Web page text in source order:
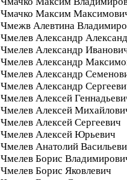
Чмачко Максим
Чмежв Алевтина
Чмелев Александр
Чмелев Александр
Чмелев Александр
Чмелев Александр
Чмелев Александр
Чмелев Алексей
Чмелев Алексей
Чмелев Алексей Сергеевич
Чмелев Алексей Юрьевич
Чмелев Анатолий
Чмелев Борис
Чмелев Борис Яковлевич